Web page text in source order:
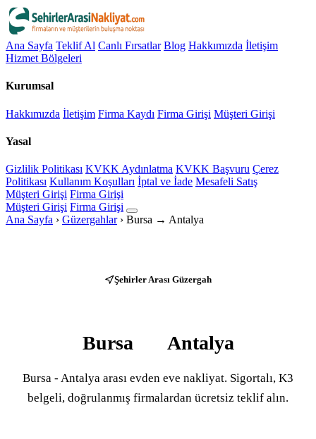
Ana Sayfa Teklif Al Canlı Fırsatlar Blog Hakkımızda İletişim
Hizmet Bölgeleri
Kurumsal
Hakkımızda İletişim Firma Kaydı Firma Girişi Müşteri Girişi
Yasal
Gizlilik Politikası KVKK Aydınlatma KVKK Başvuru Çerez
Politikası Kullanım Koşulları İptal ve İade Mesafeli Satış
Müşteri Girişi Firma Girişi
Müşteri Girişi Firma Girişi
Ana Sayfa › Güzergahlar › Bursa → Antalya
Şehirler Arası Güzergah
Bursa Antalya
Bursa - Antalya arası evden eve nakliyat. Sigortalı, K3
belgeli, doğrulanmış firmalardan ücretsiz teklif alın.